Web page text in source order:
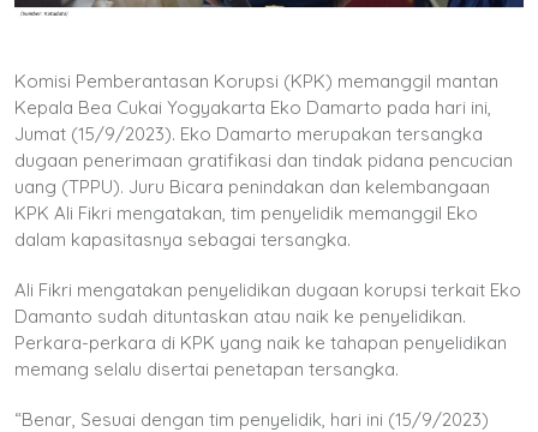
Komisi Pemberantasan Korupsi (KPK) memanggil mantan
Kepala Bea Cukai Yogyakarta Eko Damarto pada hari ini,
Jumat (15/9/2023). Eko Damarto merupakan tersangka
dugaan penerimaan gratifikasi dan tindak pidana pencucian
uang (TPPU). Juru Bicara penindakan dan kelembangaan
KPK Ali Fikri mengatakan, tim penyelidik memanggil Eko
dalam kapasitasnya sebagai tersangka.
Ali Fikri mengatakan penyelidikan dugaan korupsi terkait Eko
Damanto sudah dituntaskan atau naik ke penyelidikan.
Perkara-perkara di KPK yang naik ke tahapan penyelidikan
memang selalu disertai penetapan tersangka.
“Benar, Sesuai dengan tim penyelidik, hari ini (15/9/2023)